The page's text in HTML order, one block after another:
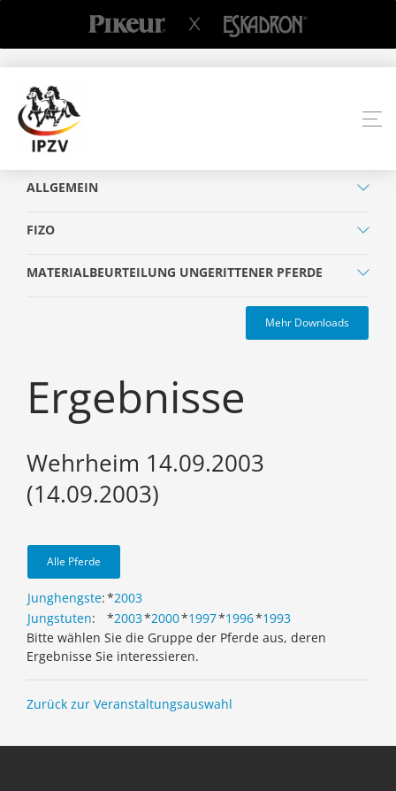
ALLGEMEIN
FIZO
MATERIALBEURTEILUNG UNGERITTENER PFERDE
Mehr Downloads
Ergebnisse
Wehrheim 14.09.2003
(14.09.2003)
Alle Pferde
Junghengste:*2003
Jungstuten: *2003*2000*1997*1996*1993
Bitte wählen Sie die Gruppe der Pferde aus, deren
Ergebnisse Sie interessieren.
Zurück zur Veranstaltungsauswahl